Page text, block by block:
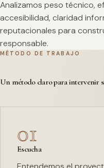
Analizamos peso técnico,
accesibilidad, claridad
reputacionales para
responsable.
MÉTODO DE TRABAJO
Un método claro para intervenir
01
Escucha